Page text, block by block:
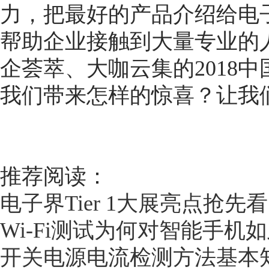
力，把最好的产品介绍给
帮助企业接触到大量专业
企荟萃、大咖云集的2018
我们带来怎样的惊喜？让我
推荐阅读：
电子界Tier 1大展亮点抢先
Wi-Fi测试为何对智能手机
开关电源电流检测方法基本